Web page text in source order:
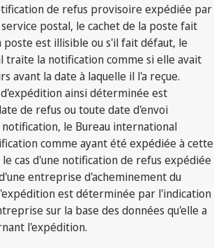
de refus provisoire expédiée par
postal, le cachet de la poste fait
poste est illisible ou s'il fait défaut, le
traite la notification comme si elle avait
avant la date à laquelle il l'a reçue.
ainsi déterminée est
de refus ou toute date d'envoi
le Bureau international
comme ayant été expédiée à cette
cas d'une notification de refus expédiée
entreprise d'acheminement du
est déterminée par l'indication
sur la base des données qu'elle a
l'expédition.